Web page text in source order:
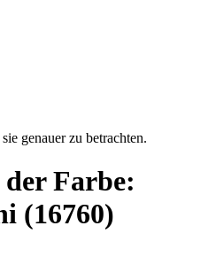
genauer zu betrachten.
Farbe:
(16760)